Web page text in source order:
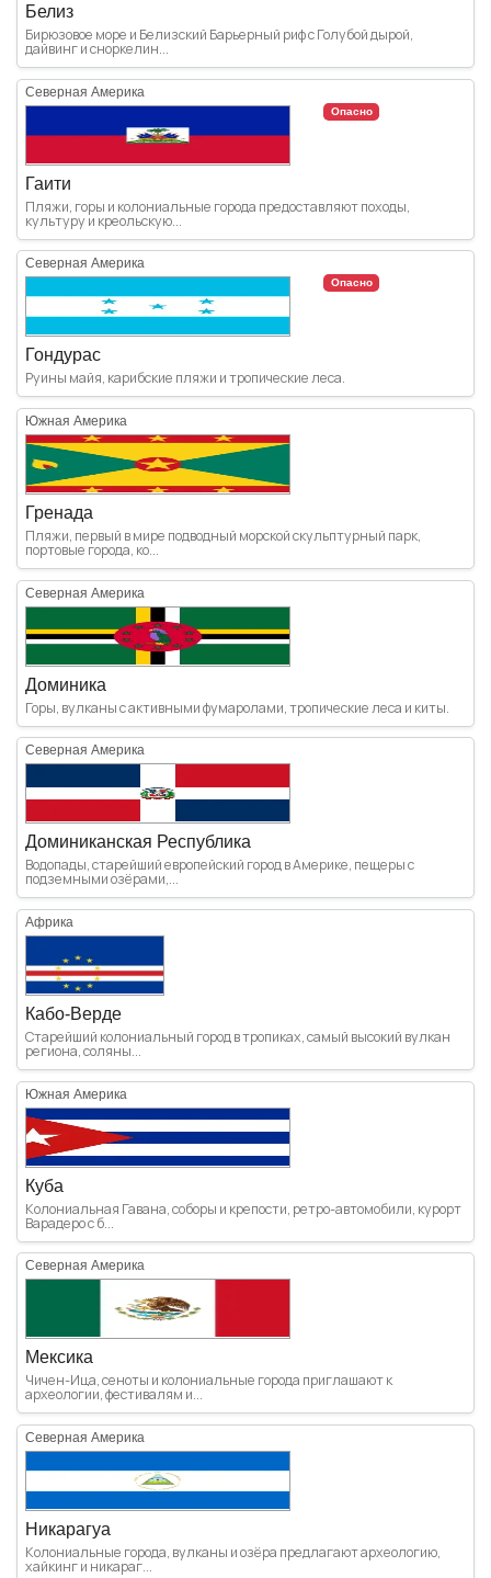
Белиз
Бирюзовое море и Белизский Барьерный риф с Голубой дырой,
дайвинг и сноркелин...
Северная Америка
Опасно
Гаити
Пляжи, горы и колониальные города предоставляют походы,
культуру и креольскую...
Северная Америка
Опасно
Гондурас
Руины майя, карибские пляжи и тропические леса.
Южная Америка
Гренада
Пляжи, первый в мире подводный морской скульптурный парк,
портовые города, ко...
Северная Америка
Доминика
Горы, вулканы с активными фумаролами, тропические леса и киты.
Северная Америка
Доминиканская Республика
Водопады, старейший европейский город в Америке, пещеры с
подземными озёрами,...
Африка
Кабо-Верде
Старейший колониальный город в тропиках, самый высокий вулкан
региона, соляны...
Южная Америка
Куба
Колониальная Гавана, соборы и крепости, ретро-автомобили, курорт
Варадеро с б...
Северная Америка
Мексика
Чичен-Ица, сеноты и колониальные города приглашают к
археологии, фестивалям и...
Северная Америка
Никарагуа
Колониальные города, вулканы и озёра предлагают археологию,
хайкинг и никараг...